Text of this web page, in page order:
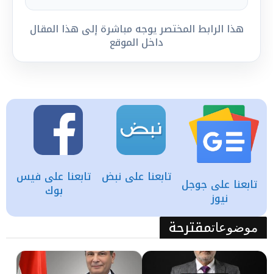
هذا الرابط المختصر يوجه مباشرة إلى هذا المقال
داخل الموقع
تابعنا على فيس
بوك
تابعنا على نبض تابعنا على جوجل
نيوز
موضوعاتمقترحة